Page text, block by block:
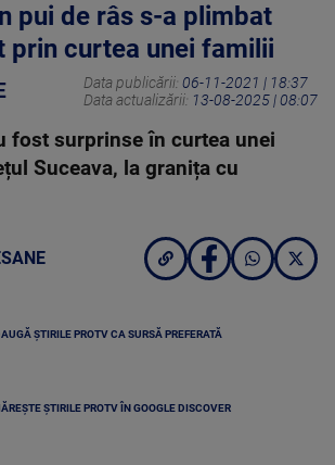
pui de râs s-a plimbat
prin curtea unei familii
Data publicării: 06-11-2021 | 18:37
Data actualizării: 13-08-2025 | 08:07
fost surprinse în curtea unei
Suceava, la granița cu
ȘTIRILE PROTV CA SURSĂ PREFERATĂ
ȘTIRILE PROTV ÎN GOOGLE DISCOVER